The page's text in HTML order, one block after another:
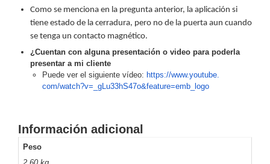
CoaxialCorriente
AlternaCorriente
Directa Redes
Servidores
/
Almacenamiento
AccesoriosAlmacenamiento
eSATADiscos
Mecánicos
Como se menciona en la pregunta anterior, la aplicación si
tiene estado de la cerradura, pero no de la puerta aun cuando
se tenga un contacto magnético.
¿Cuentan con alguna presentación o video para poderla
presentar a mi cliente
Puede ver el siguiente vídeo: https://www.youtube.
com/watch?v=_gLu33hS47o&feature=emb_logo
Información adicional
Peso